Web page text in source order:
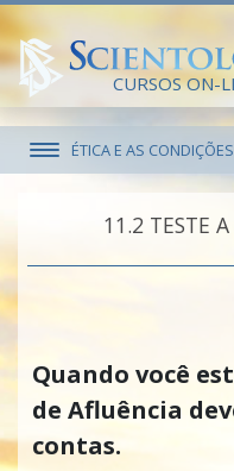
CURSOS ON-
ÉTICA E AS CONDIÇÕES
11.‎2 TESTE
Quando você
de Afluência
contas.